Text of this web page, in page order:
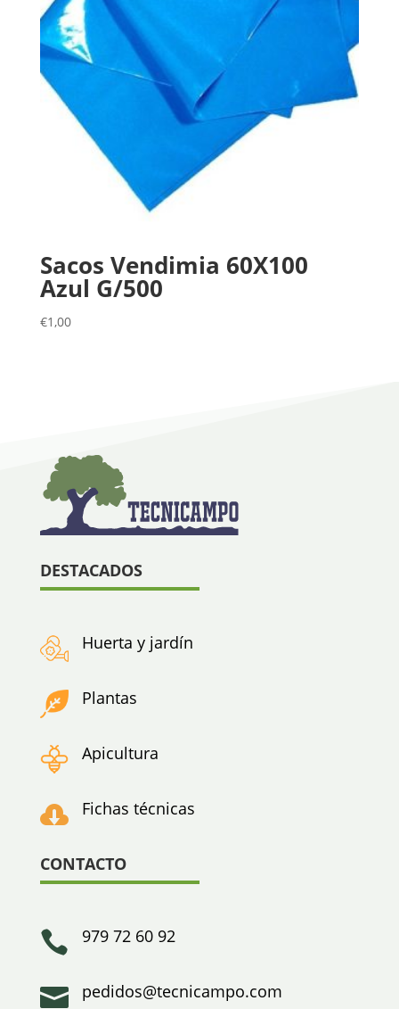
Sacos Vendimia 60X100
Azul G/500
€1,00
DESTACADOS
Huerta y jardín
Plantas
Apicultura
 Fichas técnicas
CONTACTO
 979 72 60 92
 pedidos@tecnicampo.com